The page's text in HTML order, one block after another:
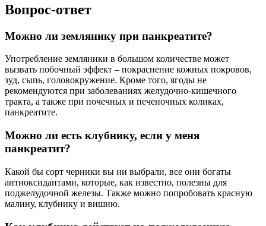
Вопрос-ответ
Можно ли землянику при панкреатите?
Употребление земляники в большом количестве может
вызвать побочный эффект – покраснение кожных покровов,
зуд, сыпь, головокружение. Кроме того, ягоды не
рекомендуются при заболеваниях желудочно-кишечного
тракта, а также при почечных и печеночных коликах,
панкреатите.
Можно ли есть клубнику, если у меня
панкреатит?
Какой бы сорт черники вы ни выбрали, все они богаты
антиоксидантами, которые, как известно, полезны для
поджелудочной железы. Также можно попробовать красную
малину, клубнику и вишню.